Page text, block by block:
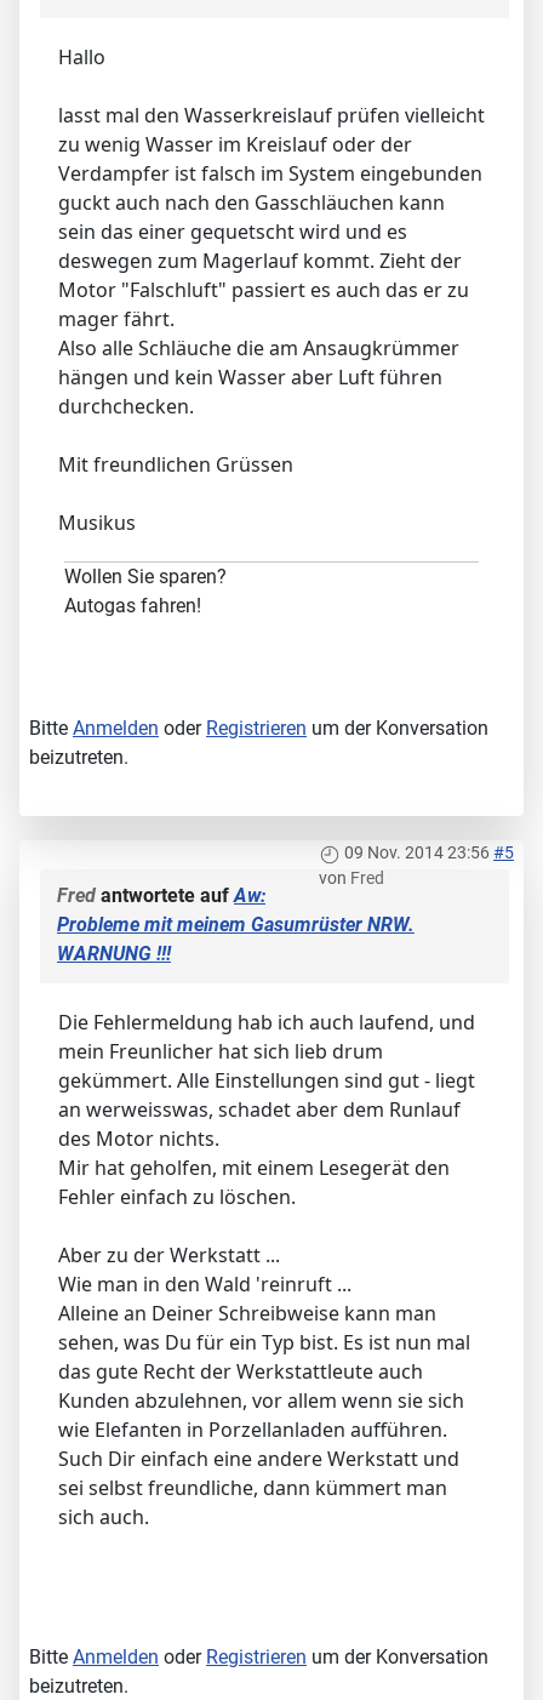
Hallo
lasst mal den Wasserkreislauf prüfen vielleicht
zu wenig Wasser im Kreislauf oder der
Verdampfer ist falsch im System eingebunden
guckt auch nach den Gasschläuchen kann
sein das einer gequetscht wird und es
deswegen zum Magerlauf kommt. Zieht der
Motor "Falschluft" passiert es auch das er zu
mager fährt.
Also alle Schläuche die am Ansaugkrümmer
hängen und kein Wasser aber Luft führen
durchchecken.
Mit freundlichen Grüssen
Musikus
Wollen Sie sparen?
Autogas fahren!
Bitte Anmelden oder Registrieren um der Konversation
beizutreten.
09 Nov. 2014 23:56#5
von Fred
Fred antwortete aufAw:
Probleme mit meinem Gasumrüster NRW.
WARNUNG !!!
Die Fehlermeldung hab ich auch laufend, und
mein Freunlicher hat sich lieb drum
gekümmert. Alle Einstellungen sind gut - liegt
an werweisswas, schadet aber dem Runlauf
des Motor nichts.
Mir hat geholfen, mit einem Lesegerät den
Fehler einfach zu löschen.
Aber zu der Werkstatt ...
Wie man in den Wald 'reinruft ...
Alleine an Deiner Schreibweise kann man
sehen, was Du für ein Typ bist. Es ist nun mal
das gute Recht der Werkstattleute auch
Kunden abzulehnen, vor allem wenn sie sich
wie Elefanten in Porzellanladen aufführen.
Such Dir einfach eine andere Werkstatt und
sei selbst freundliche, dann kümmert man
sich auch.
Bitte Anmelden oder Registrieren um der Konversation
beizutreten.